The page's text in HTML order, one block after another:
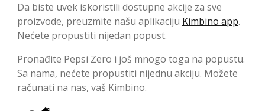
Da biste uvek iskoristili dostupne akcije za sve
proizvode, preuzmite našu aplikaciju Kimbino app.
Nećete propustiti nijedan popust.
Pronađite Pepsi Zero i još mnogo toga na popustu.
Sa nama, nećete propustiti nijednu akciju. Možete
računati na nas, vaš Kimbino.